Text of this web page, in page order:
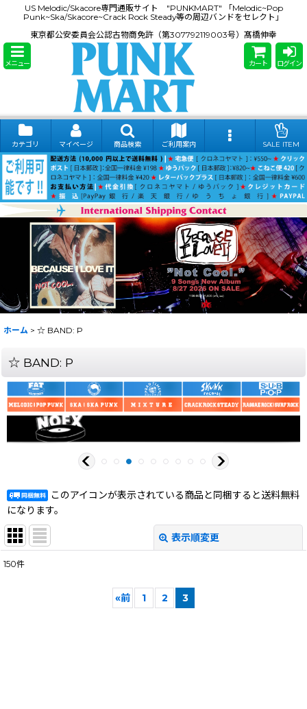
US Melodic/Skacore専門通販サイト "PUNKMART" 「Melodic~Pop
Punk~Ska/Skacore~Crack Rock Steady等の周辺バンドをセレクト」
東京都公安委員会公認古物商免許（第307792119003号）髙橋伸幸
メニュー カート ログイン
カテゴリ マイページ 商品検索 ご利用案内 SALE ITEM
ホーム > ☆ BAND: P
☆ BAND: P
このアイコンが表示されている商品と同梱すると送料無料
になります。
表示順変更
150件
«前 1 2 3